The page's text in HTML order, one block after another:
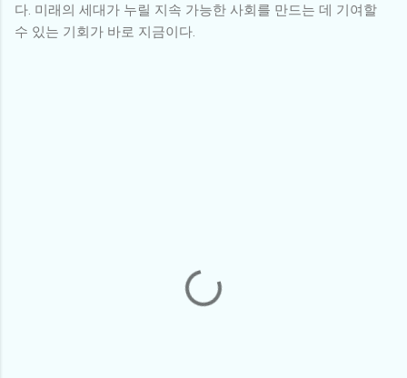
다. 미래의 세대가 누릴 지속 가능한 사회를 만드는 데 기여할
수 있는 기회가 바로 지금이다.